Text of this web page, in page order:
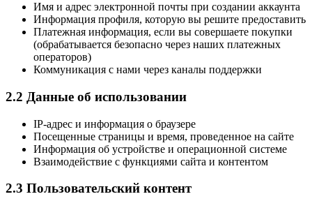
Имя и адрес электронной почты при создании аккаунта
Информация профиля, которую вы решите предоставить
Платежная информация, если вы совершаете покупки
(обрабатывается безопасно через наших платежных
операторов)
Коммуникация с нами через каналы поддержки
2.2 Данные об использовании
IP-адрес и информация о браузере
Посещенные страницы и время, проведенное на сайте
Информация об устройстве и операционной системе
Взаимодействие с функциями сайта и контентом
2.3 Пользовательский контент